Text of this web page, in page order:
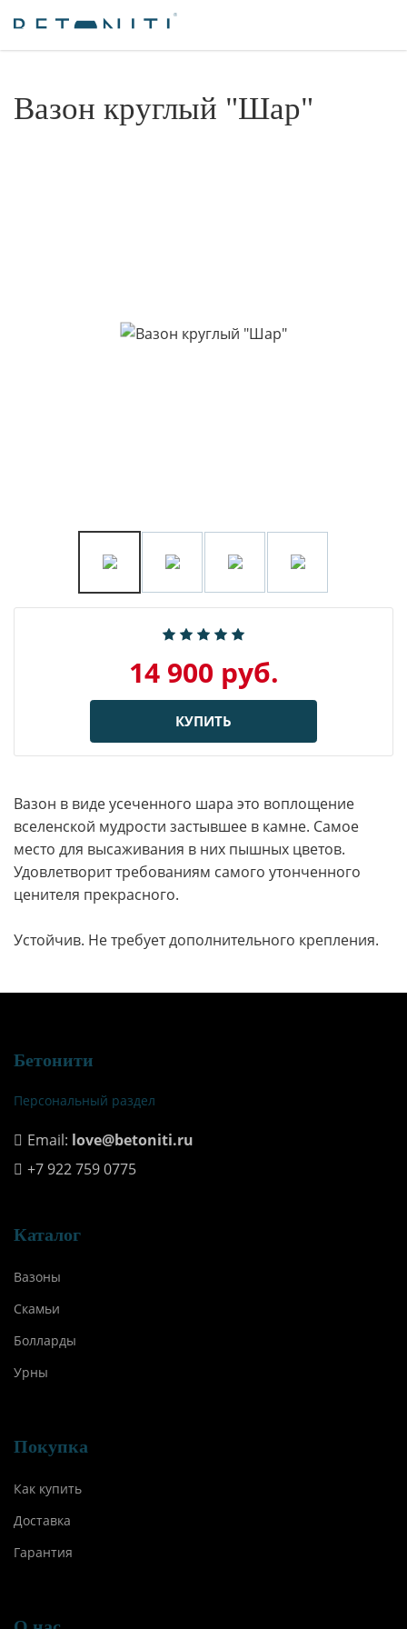
Вазон круглый "Шар"
14 900 руб.
КУПИТЬ
Вазон в виде усеченного шара это воплощение
вселенской мудрости застывшее в камне. Самое
место для высаживания в них пышных цветов.
Удовлетворит требованиям самого утонченного
ценителя прекрасного.
Устойчив. Не требует дополнительного крепления.
Бетонити
Персональный раздел
Email: love@betoniti.ru
+7 922 759 0775
Каталог
Вазоны
Скамьи
Болларды
Урны
Покупка
Как купить
Доставка
Гарантия